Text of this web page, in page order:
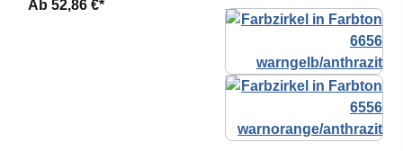
Ab 52,86 €*